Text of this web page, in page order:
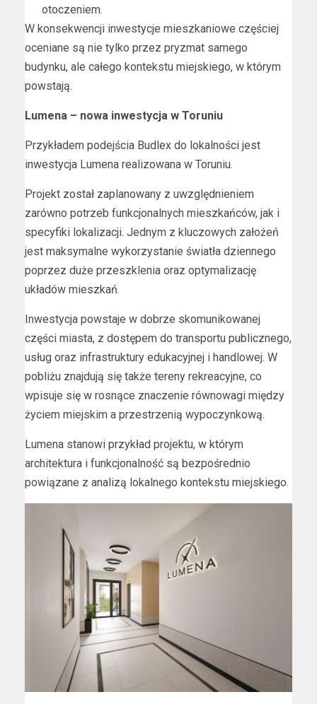
otoczeniem.
W konsekwencji inwestycje mieszkaniowe częściej
oceniane są nie tylko przez pryzmat samego
budynku, ale całego kontekstu miejskiego, w którym
powstają.
Lumena – nowa inwestycja w Toruniu
Przykładem podejścia Budlex do lokalności jest
inwestycja Lumena realizowana w Toruniu.
Projekt został zaplanowany z uwzględnieniem
zarówno potrzeb funkcjonalnych mieszkańców, jak i
specyfiki lokalizacji. Jednym z kluczowych założeń
jest maksymalne wykorzystanie światła dziennego
poprzez duże przeszklenia oraz optymalizację
układów mieszkań.
Inwestycja powstaje w dobrze skomunikowanej
części miasta, z dostępem do transportu publicznego,
usług oraz infrastruktury edukacyjnej i handlowej. W
pobliżu znajdują się także tereny rekreacyjne, co
wpisuje się w rosnące znaczenie równowagi między
życiem miejskim a przestrzenią wypoczynkową.
Lumena stanowi przykład projektu, w którym
architektura i funkcjonalność są bezpośrednio
powiązane z analizą lokalnego kontekstu miejskiego.